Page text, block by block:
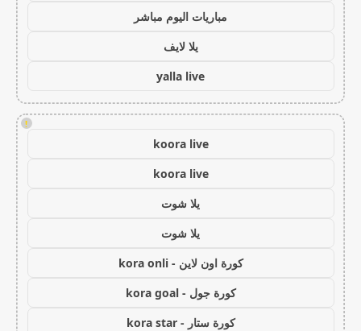
مباريات اليوم مباشر
يلا لايف
yalla live
!
koora live
koora live
يلا شوت
يلا شوت
كورة اون لاين - kora onli
كورة جول - kora goal
كورة ستار - kora star